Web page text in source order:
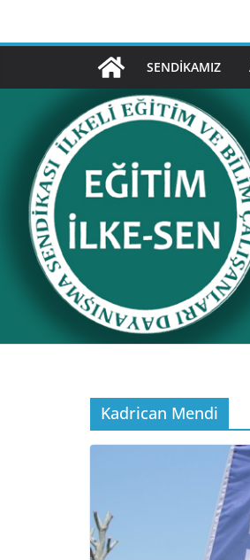
SENDIKAMIZ
Kadrican Mendi